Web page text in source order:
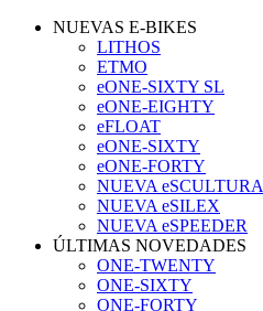
NUEVAS E-BIKES
LITHOS
ETMO
eONE-SIXTY SL
eONE-EIGHTY
eFLOAT
eONE-SIXTY
eONE-FORTY
NUEVA eSCULTURA
NUEVA eSILEX
NUEVA eSPEEDER
ÚLTIMAS NOVEDADES
ONE-TWENTY
ONE-SIXTY
ONE-FORTY